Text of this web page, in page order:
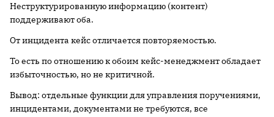
Неструктурированную информацию (контент)
поддерживают оба.
От инцидента кейс отличается повторяемостью.
То есть по отношению к обоим кейс-менеджмент обладает
избыточностью, но не критичной.
Вывод: отдельные функции для управления поручениями,
инцидентами, документами не требуются, все